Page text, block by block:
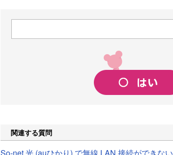
関連する質問